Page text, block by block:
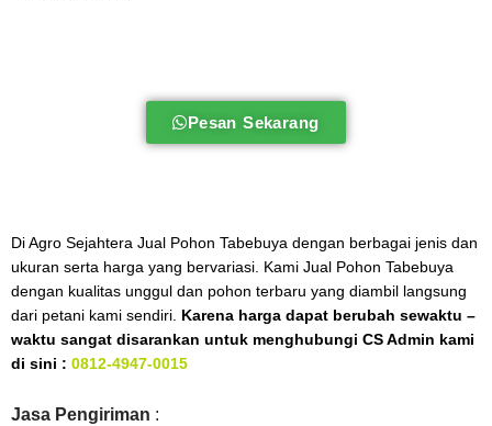
Pesan Sekarang
Di Agro Sejahtera Jual Pohon Tabebuya dengan berbagai jenis dan
ukuran serta harga yang bervariasi. Kami Jual Pohon Tabebuya
dengan kualitas unggul dan pohon terbaru yang diambil langsung
dari petani kami sendiri. Karena harga dapat berubah sewaktu –
waktu sangat disarankan untuk menghubungi CS Admin kami
di sini : 0812-4947-0015
Jasa Pengiriman :